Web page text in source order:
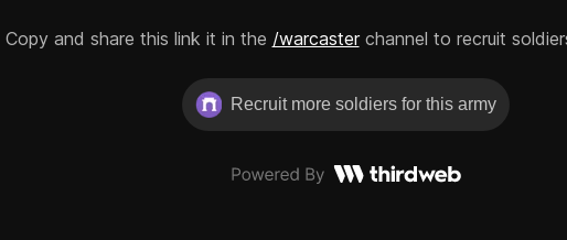
Copy and share this link it in the /warcaster channel to recruit
Recruit more soldiers for this army